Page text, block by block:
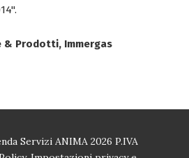
& Prodotti, Immergas
Servizi ANIMA 2026 P.IVA